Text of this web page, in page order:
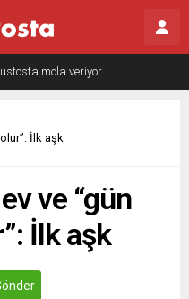
kontrol mü, kolonializm mi?
İlk aşk
ve “gün
İlk aşk